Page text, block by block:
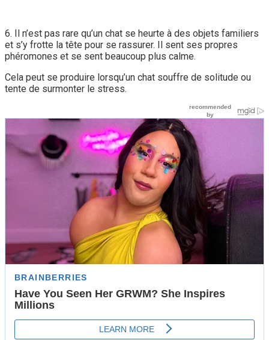
6. Il n’est pas rare qu’un chat se heurte à des objets familiers
et s’y frotte la tête pour se rassurer. Il sent ses propres
phéromones et se sent beaucoup plus calme.
Cela peut se produire lorsqu’un chat souffre de solitude ou
tente de surmonter le stress.